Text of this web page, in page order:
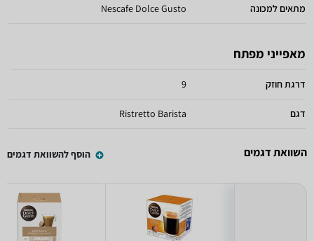
מתאים למכונה Nescafe Dolce Gusto
מאפייני מפתח
דרגת חוזק 9
דגם Ristretto Barista
השוואת דגמים הוסף להשוואת דגמים